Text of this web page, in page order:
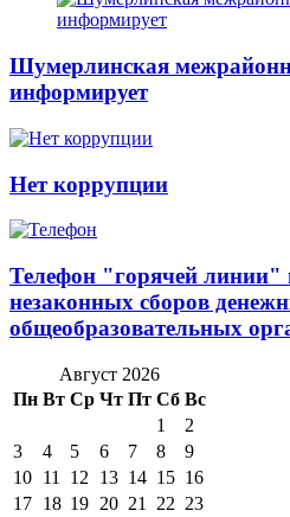
Шумерлинская
информирует
Нет коррупции
Телефон "горячей линии"
незаконных сборов
общеобразовательных
Август 2026
Пн Вт Ср Чт Пт Сб Вс
1
2
3
4 5 6 7 8
9
10 11 12 13 14 15 16
17 18 19 20 21 22 23